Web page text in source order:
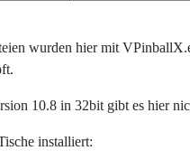
wurden hier mit
10.8 in 32bit gibt es hier
installiert: